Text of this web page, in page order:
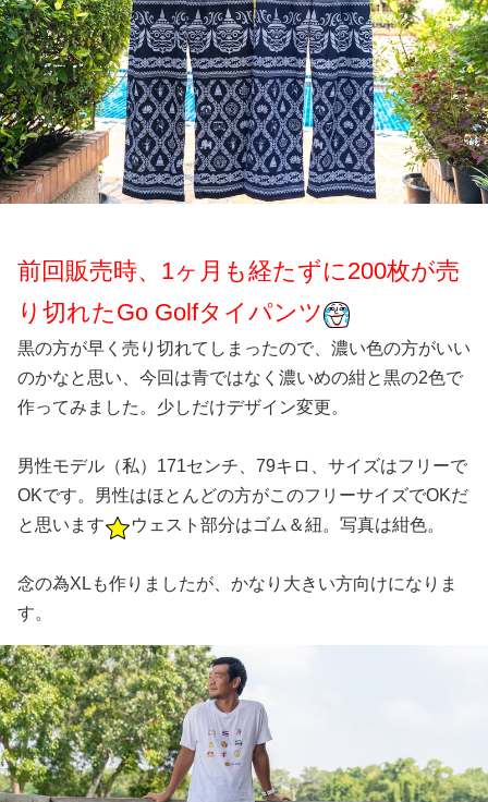
前回販売時、1ヶ月も経たずに200枚が売
り切れたGo Golfタイパンツ
黒の方が早く売り切れてしまったので、濃い色の方がいい
のかなと思い、今回は青ではなく濃いめの紺と黒の2色で
作ってみました。少しだけデザイン変更。
男性モデル（私）171センチ、79キロ、サイズはフリーで
OKです。男性はほとんどの方がこのフリーサイズでOKだ
と思います
ウェスト部分はゴム＆紐。写真は紺色。
念の為XLも作りましたが、かなり大きい方向けになりま
す。